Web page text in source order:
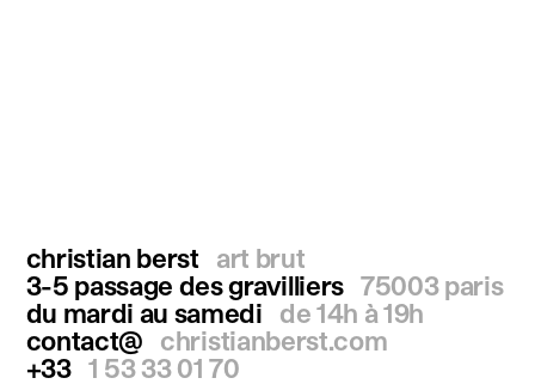
christian berst
art brut
3-5 passage des gravilliers 75003 paris
du mardi au samedi
de 14h à 19h
contact@
christianberst.com
+33 1 53 33 01 70